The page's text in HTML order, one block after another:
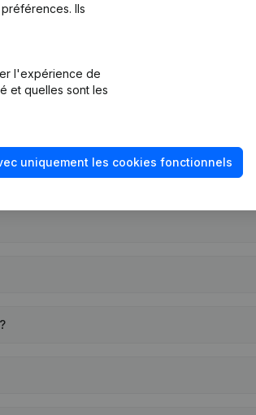
Ils
l'expérience de
et quelles sont les
uniquement les cookies fonctionnels